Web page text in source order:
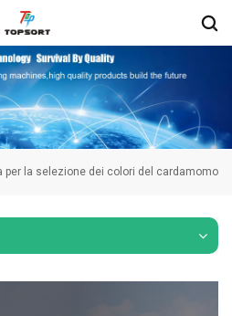
per la selezione dei colori del cardamomo